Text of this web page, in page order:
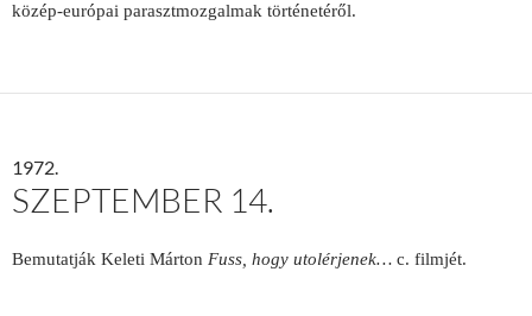
közép-európai parasztmozgalmak történetéről.
1972.
SZEPTEMBER 14.
Bemutatják Keleti Márton Fuss, hogy utolérjenek… c. filmjét.